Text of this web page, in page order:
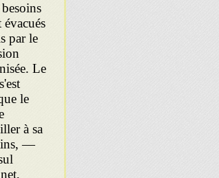
par le
Le
le
à sa
—